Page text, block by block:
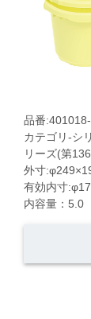
品番
カテゴリ-シ
リーズ(第
外寸
有効内寸
内容量：5.0